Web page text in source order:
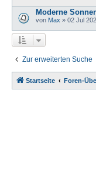
Moderne
von Max » 02 Jul
Zur erweiterten Suche
Startseite Foren-